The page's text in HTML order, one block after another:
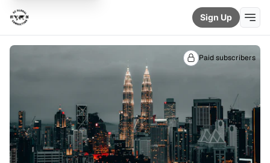
Sign Up
Paid subscribers